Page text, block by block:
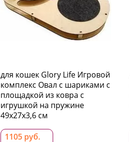
для кошек Glory Life Игровой
комплекс Овал с шариками с
площадкой из ковра c
игрушкой на пружине
49х27х3,6 см
1105 руб.